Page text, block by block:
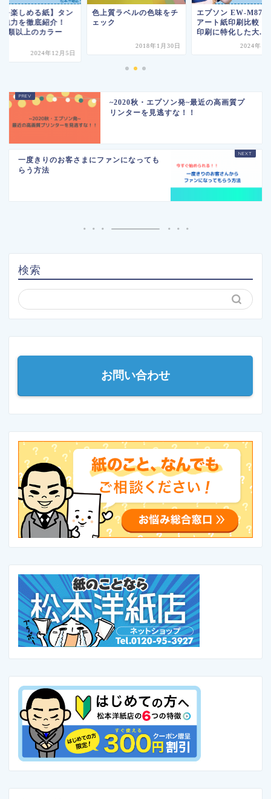
を楽しめる紙】タン
魅力を徹底紹介！
類以上のカラー
2024年12月5日
色上質ラベルの色味をチ
ェック
2018年1月30日
エプソン EW-
アート紙印刷比較！
印刷に特化した大...
2024年11
~2020秋・エプソン発~最近の高画質プ
リンターを見逃すな！！
一度きりのお客さまにファンになっても
らう方法
検索
お問い合わせ